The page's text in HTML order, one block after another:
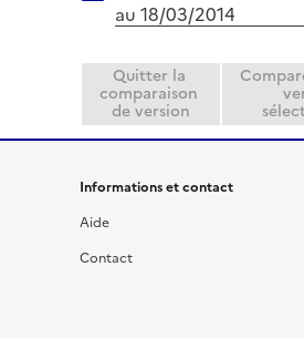
au 18/03/2014
Quitter la
comparaison
de version
Informations et contact
Aide
Contact